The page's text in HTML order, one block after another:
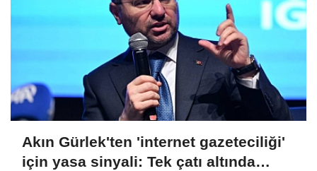
Akın Gürlek'ten 'internet gazeteciliği'
için yasa sinyali: Tek çatı altında